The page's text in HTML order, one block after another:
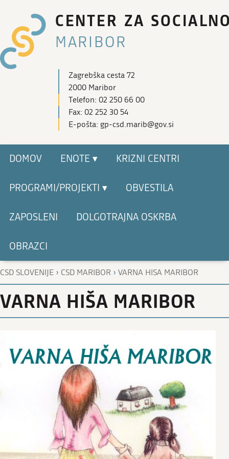
CENTER ZA
MARIBOR
Zagrebška cesta 72
2000 Maribor
Telefon: 02 250 66 00
Fax: 02 252 30 54
E-pošta: gp-csd.marib@gov.si
DOMOV ENOTE ▾ KRIZNI CENTRI
PROGRAMI/PROJEKTI ▾ OBVESTILA
ZAPOSLENI DOLGOTRAJNA OSKRBA
OBRAZCI
CSD SLOVENIJE › CSD MARIBOR › VARNA HISA MARIBOR
VARNA HIŠA MARIBOR